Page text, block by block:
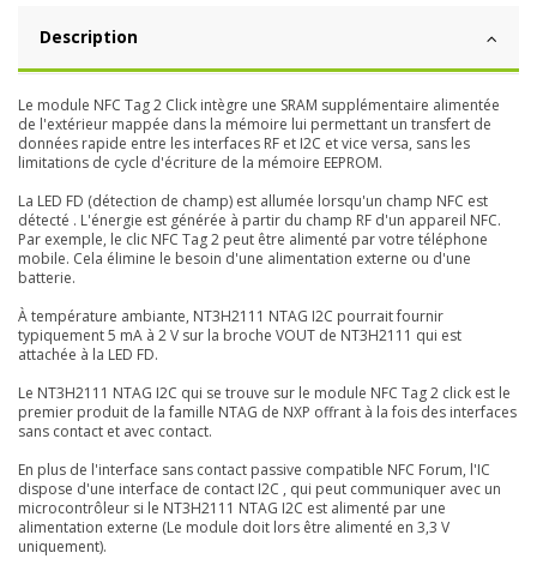
Description
Le module NFC Tag 2 Click intègre une SRAM supplémentaire alimentée
de l'extérieur mappée dans la mémoire lui permettant un transfert de
données rapide entre les interfaces RF et I2C et vice versa, sans les
limitations de cycle d'écriture de la mémoire EEPROM.
La LED FD (détection de champ) est allumée lorsqu'un champ NFC est
détecté . L'énergie est générée à partir du champ RF d'un appareil NFC.
Par exemple, le clic NFC Tag 2 peut être alimenté par votre téléphone
mobile. Cela élimine le besoin d'une alimentation externe ou d'une
batterie.
À température ambiante, NT3H2111 NTAG I2C pourrait fournir
typiquement 5 mA à 2 V sur la broche VOUT de NT3H2111 qui est
attachée à la LED FD.
Le NT3H2111 NTAG I2C qui se trouve sur le module NFC Tag 2 click est le
premier produit de la famille NTAG de NXP offrant à la fois des interfaces
sans contact et avec contact.
En plus de l'interface sans contact passive compatible NFC Forum, l'IC
dispose d'une interface de contact I2C , qui peut communiquer avec un
microcontrôleur si le NT3H2111 NTAG I2C est alimenté par une
alimentation externe (Le module doit lors être alimenté en 3,3 V
uniquement).